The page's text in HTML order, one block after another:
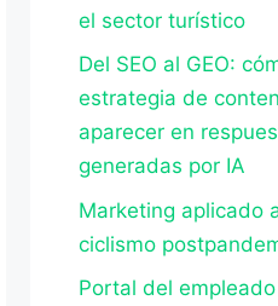
el sector turístico
Del SEO al GEO:
estrategia de
aparecer en
generadas por IA
Marketing aplicado
ciclismo
Portal del